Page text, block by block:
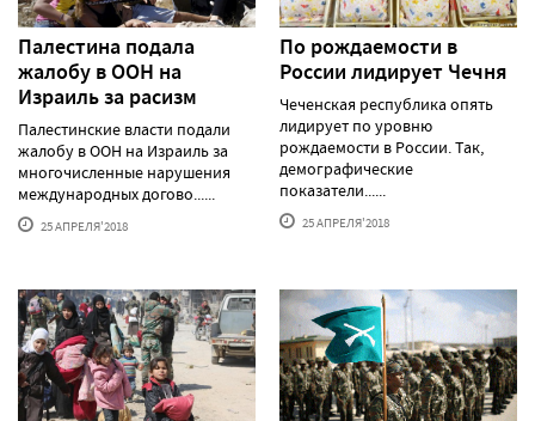
Палестина подала
жалобу в ООН на
Израиль за расизм
Палестинские власти подали
жалобу в ООН на Израиль за
многочисленные нарушения
международных догово......
25 АПРЕЛЯ'2018
По рождаемости в
России лидирует Чечня
Чеченская республика опять
лидирует по уровню
рождаемости в России. Так,
демографические
показатели......
25 АПРЕЛЯ'2018